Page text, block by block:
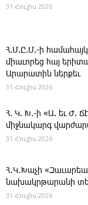
31 Հուլիս 2026
Հ.Մ.Ը.Մ.-ի
միաւորեց հայ
Արարատին ներքեւ
31 Հուլիս 2026
Հ. Կ. Խ.-ի «Ա. եւ Ժ.
միջնակարգ
31 Հուլիս 2026
Հ․Կ․Խաչի
նախակրթարանի
31 Հուլիս 2026